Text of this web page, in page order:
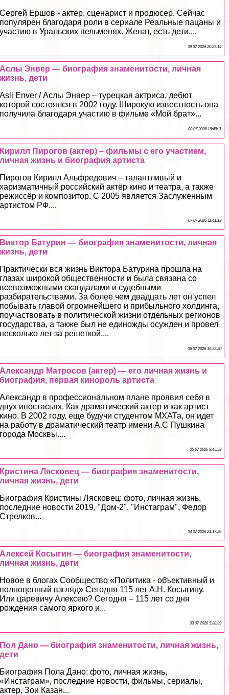
Сергeй Ершов - актер, сценарист и продюсер. Сейчас
популярен благодаря роли в сериале Реальные пацаны и
участию в Уральских пельменях. Женат, есть дети....
09 07 2026 20:29:14
Аслы Энвер — биография знаменитости, личная
жизнь, дети
Asli Enver / Аслы Энвер – турецкая актриса, дебют
которой состоялся в 2002 году. Широкую известность она
получила благодаря участию в фильме «Мой брат»...
08 07 2026 18:49:11
Кирилл Пирогов (актер) – фильмы с его участием,
личная жизнь и биография артиста
Пирогов Кирилл Альфредович – талантливый и
харизматичный российский актёр кино и театра, а также
режиссёр и композитор. С 2005 является Заслуженным
артистом РФ....
07 07 2026 11:41:19
Виктор Батурин — биография знаменитости, личная
жизнь, дети
Пpaктически вся жизнь Виктора Батурина прошла на
глазах широкой общественности и была связана со
всевозможными скандалами и судебными
разбирательствами. За более чем двадцать лет он успел
побывать главой огромнейшего и прибыльного холдинга,
поучаствовать в политической жизни отдельных регионов
государства, а также был не единожды осужден и провел
несколько лет за решеткой....
06 07 2026 19:52:30
Александр Матросов (актер) — его личная жизнь и
биография, первая кинороль артиста
Александр в профессиональном плане проявил себя в
двух ипостасьях. Как драматический актер и как артист
кино. В 2002 году, еще будучи студентом МХАТа, он идет
на работу в драматический театр имени А.С Пушкина
города Москвы....
05 07 2026 8:45:59
Кристина Лясковец — биография знаменитости,
личная жизнь, дети
Биография Кристины Лясковец: фото, личная жизнь,
последние новости 2019, "Дом-2", "Инстаграм", Федор
Стрелков...
04 07 2026 21:17:26
Алексей Косыгин — биография знаменитости,
личная жизнь, дети
Новое в блогах Сообщество «Политика - объективный и
полноценный взгляд» Сегодня 115 лет А.Н. Косыгину.
Или царевичу Алексею? Сегодня – 115 лет со дня
рождения самого яркого и...
03 07 2026 5:38:39
Пол Дано — биография знаменитости, личная жизнь,
дети
Биография Пола Дано: фото, личная жизнь,
«Инстаграм», последние новости, фильмы, сериалы,
актер, Зои Казан...